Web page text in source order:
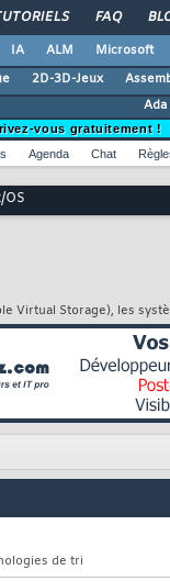
FAQ
IA ALM Microsoft
2D-3D-Jeux
Ada
vous gratuitement !
Agenda Chat
OS
Virtual Storage), les
de tri